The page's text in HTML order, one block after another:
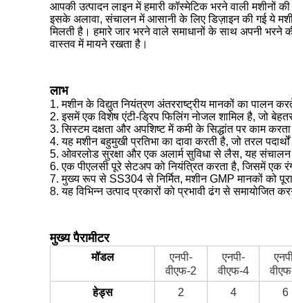
आपकी उत्पादन लाइन में हमारी कॉस्मेटिक भरने वाली
इसके अलावा, संचालन में आसानी के लिए डिज़ाइन की गई ये
मिलती है। हमारे जार भरने वाले समाधानों के साथ अपनी
वास्तव में मायने रखता है।
लाभ
1. मशीन के विद्युत नियंत्रण अंतरराष्ट्रीय मानकों का
2. इसमें एक विशेष एंटी-ड्रिप फिलिंग नोजल शामिल है, जो
3. सिस्टम दक्षता और अपशिष्ट में कमी के सिद्धांत पर काम
4. यह मशीन बहुमुखी प्रतिभा का दावा करती है, जो तरल
5. ओवरलोड सुरक्षा और एक अलार्म सुविधा से लैस, यह संचालन
6. एक पीएलसी पूरे सेटअप को नियंत्रित करता है, जिसमें एक
7. मुख्य रूप से SS304 से निर्मित, मशीन GMP मानकों को
8. यह विभिन्न उत्पाद प्रकारों को प्रभावी ढंग से
मुख्य पैरामीटर
मॉडल
एनपी-
वीएफ-2
एनपी-
वीएफ-4
हेड्स
2 4 6